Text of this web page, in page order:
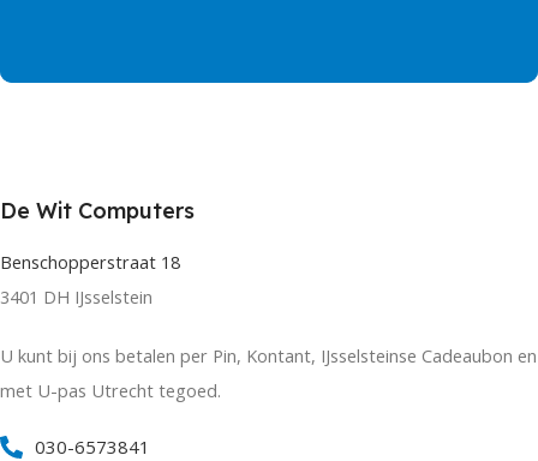
De Wit Computers
Benschopperstraat 18
3401 DH IJsselstein
U kunt bij ons betalen per Pin, Kontant, IJsselsteinse Cadeaubon en
met U-pas Utrecht tegoed.
030-6573841